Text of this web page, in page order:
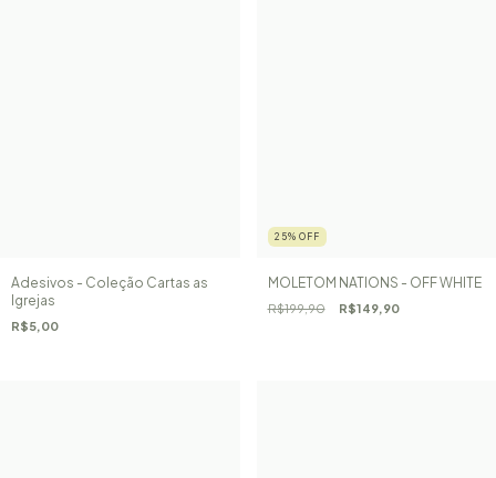
Adesivos - Coleção Cartas as
Igrejas
R$5,00
25% OFF
MOLETOM NATIONS - OFF WHITE
R$199,90 R$149,90